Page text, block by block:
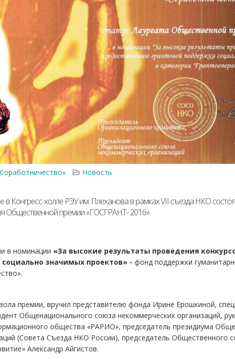
Новость
в Конгресс-холле РЭУ им. Плеханова в рамках VII съезда НКО
Общественной премии «ГОСГРАНТ- 2016».
в номинации «За высокие результаты проведения
значимых проектов» - фонд поддержки
премии, вручил представителю фонда Ирине Ерошкиной,
Общенационального союза некоммерческих организаций,
общества «РАРИО», председатель президиума
(Совета Съезда НКО России), председатель Общественного
Александр Айгистов.